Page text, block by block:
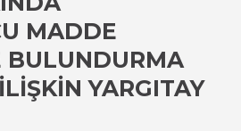
MADDE
BULUNDURMA
YARGITAY